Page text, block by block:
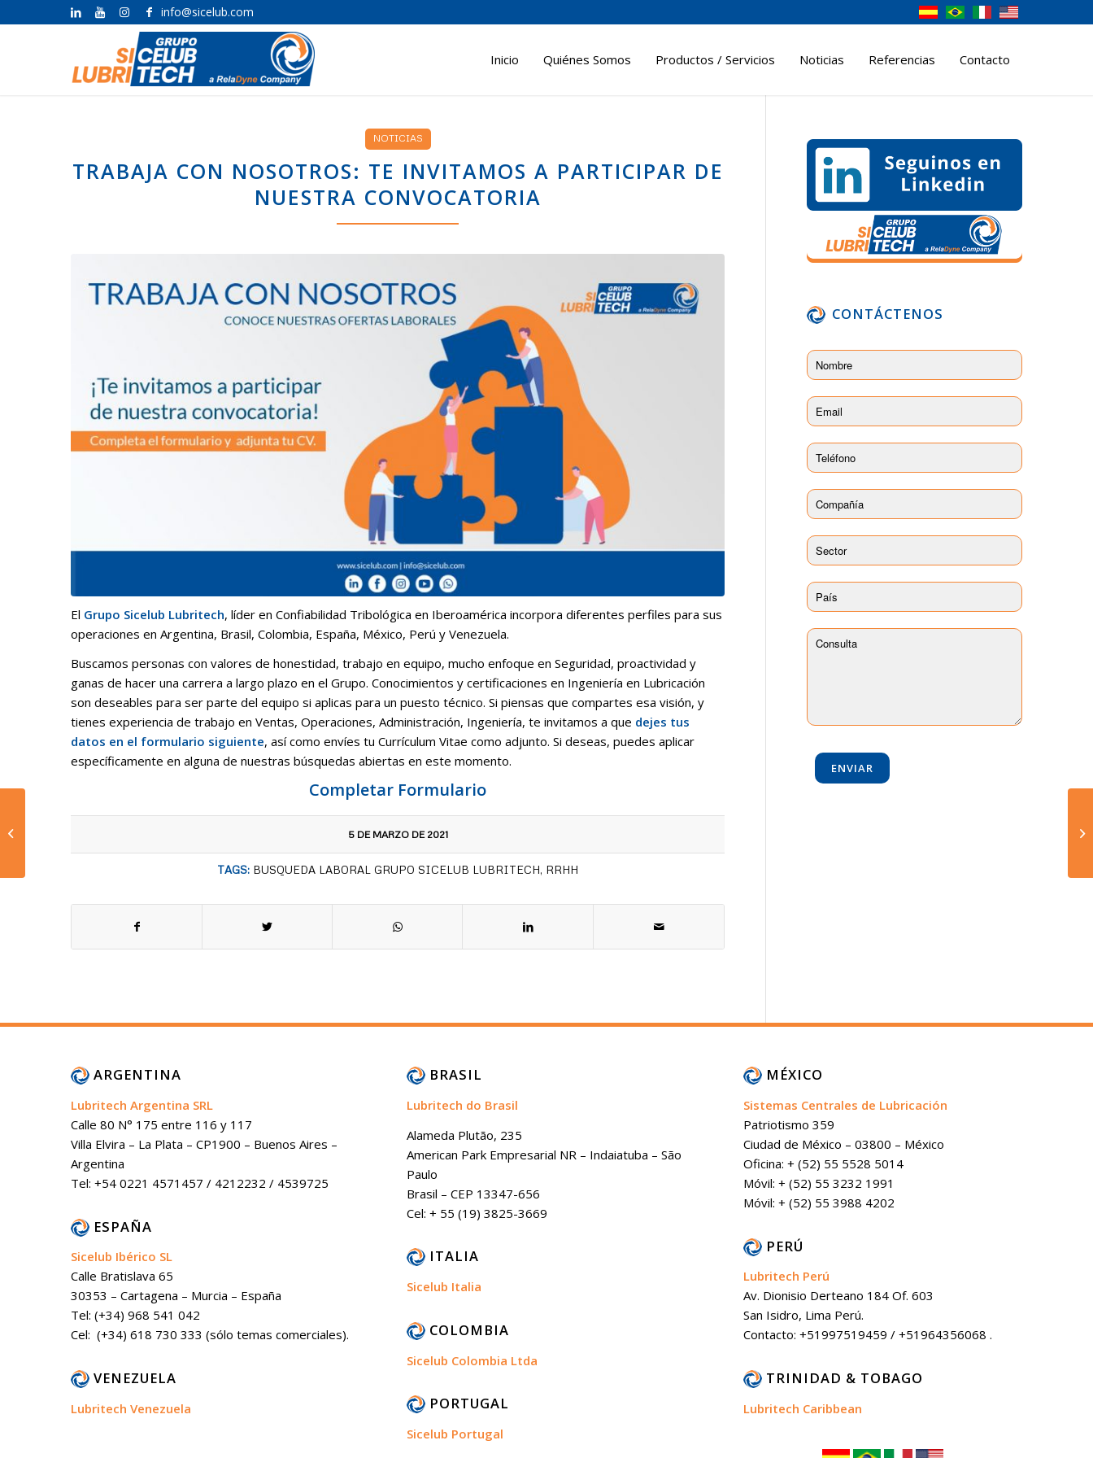
info@sicelub.com
Inicio Quiénes Somos Productos / Servicios Noticias Referencias Contacto
NOTICIAS
TRABAJA CON NOSOTROS: TE INVITAMOS A PARTICIPAR DE
NUESTRA CONVOCATORIA
El Grupo Sicelub Lubritech, líder en Confiabilidad Tribológica en Iberoamérica incorpora diferentes perfiles para sus
operaciones en Argentina, Brasil, Colombia, España, México, Perú y Venezuela.
Buscamos personas con valores de honestidad, trabajo en equipo, mucho enfoque en Seguridad, proactividad y
ganas de hacer una carrera a largo plazo en el Grupo. Conocimientos y certificaciones en Ingeniería en Lubricación
son deseables para ser parte del equipo si aplicas para un puesto técnico. Si piensas que compartes esa visión, y
tienes experiencia de trabajo en Ventas, Operaciones, Administración, Ingeniería, te invitamos a que dejes tus
datos en el formulario siguiente, así como envíes tu Currículum Vitae como adjunto. Si deseas, puedes aplicar
específicamente en alguna de nuestras búsquedas abiertas en este momento.
Completar Formulario
5 DE MARZO DE 2021
TAGS: BUSQUEDA LABORAL GRUPO SICELUB LUBRITECH, RRHH
CONTÁCTENOS
ARGENTINA
Lubritech Argentina SRL
Calle 80 N° 175 entre 116 y 117
Villa Elvira – La Plata – CP1900 – Buenos Aires –
Argentina
Tel: +54 0221 4571457 / 4212232 / 4539725
ESPAÑA
Sicelub Ibérico SL
Calle Bratislava 65
30353 – Cartagena – Murcia – España
Tel: (+34) 968 541 042
Cel: (+34) 618 730 333 (sólo temas comerciales).
VENEZUELA
Lubritech Venezuela
BRASIL
Lubritech do Brasil
Alameda Plutão, 235
American Park Empresarial NR – Indaiatuba – São
Paulo
Brasil – CEP 13347-656
Cel: + 55 (19) 3825-3669
ITALIA
Sicelub Italia
COLOMBIA
Sicelub Colombia Ltda
PORTUGAL
Sicelub Portugal
MÉXICO
Sistemas Centrales de Lubricación
Patriotismo 359
Ciudad de México – 03800 – México
Oficina: + (52) 55 5528 5014
Móvil: + (52) 55 3232 1991
Móvil: + (52) 55 3988 4202
PERÚ
Lubritech Perú
Av. Dionisio Derteano 184 Of. 603
San Isidro, Lima Perú.
Contacto: +51997519459 / +51964356068 .
TRINIDAD & TOBAGO
Lubritech Caribbean
FLUSHING